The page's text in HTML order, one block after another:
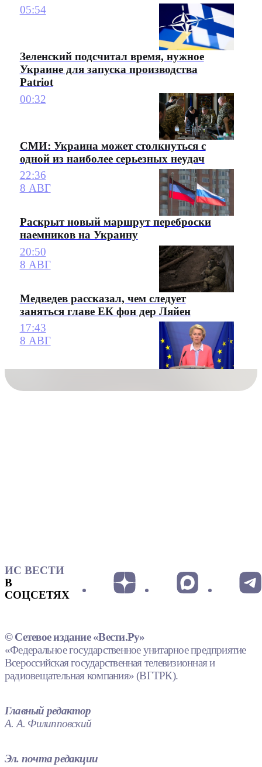
05:54
Зеленский подсчитал время, нужное
Украине для запуска производства
Patriot
00:32
СМИ: Украина может столкнуться с
одной из наиболее серьезных неудач
22:36
8 АВГ
Раскрыт новый маршрут переброски
наемников на Украину
20:50
8 АВГ
Медведев рассказал, чем следует
заняться главе ЕК фон дер Ляйен
17:43
8 АВГ
ИС ВЕСТИ
В
СОЦСЕТЯХ
© Сетевое издание «Вести.Ру»
«Федеральное государственное унитарное предприятие
Всероссийская государственная телевизионная и
радиовещательная компания» (ВГТРК).
Главный редактор
А. А. Филипповский
Эл. почта редакции